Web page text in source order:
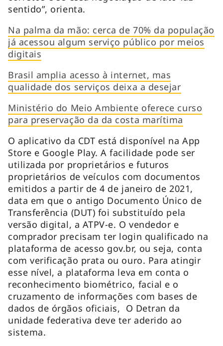
sentido”, orienta.
Na palma da mão: cerca de 70% da população
já acessou algum serviço público por meios
digitais
Brasil amplia acesso à internet, mas
qualidade dos serviços deixa a desejar
Ministério do Meio Ambiente oferece curso
para preservação da da costa marítima
O aplicativo da CDT está disponível na App
Store e Google Play. A facilidade pode ser
utilizada por proprietários e futuros
proprietários de veículos com documentos
emitidos a partir de 4 de janeiro de 2021,
data em que o antigo Documento Único de
Transferência (DUT) foi substituído pela
versão digital, a ATPV-e. O vendedor e
comprador precisam ter login qualificado na
plataforma de acesso gov.br, ou seja, conta
com verificação prata ou ouro. Para atingir
esse nível, a plataforma leva em conta o
reconhecimento biométrico, facial e o
cruzamento de informações com bases de
dados de órgãos oficiais, O Detran da
unidade federativa deve ter aderido ao
sistema.